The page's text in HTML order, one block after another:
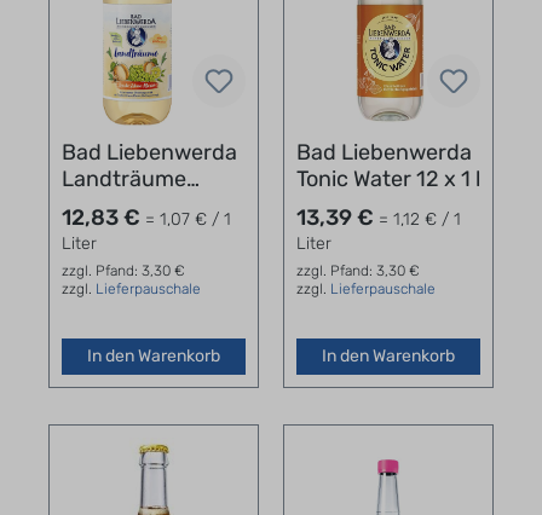
Bad Liebenwerda
Landträume
Traube-Zitrone-
Pfirsich 12x1l PET
12,83 € = 1,07 € / 1
Liter
zzgl. Pfand: 3,30 €
zzgl. Lieferpauschale
In den Warenkorb
Bad Liebenwerda
Tonic Water 12 x 1 l
13,39 € = 1,12 € / 1
Liter
zzgl. Pfand: 3,30 €
zzgl. Lieferpauschale
In den Warenkorb